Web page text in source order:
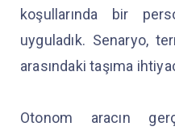
koşullarında bir
uyguladık. Senaryo,
arasındaki taşıma
Otonom aracın